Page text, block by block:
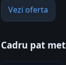
Vezi oferta
Cadru pat